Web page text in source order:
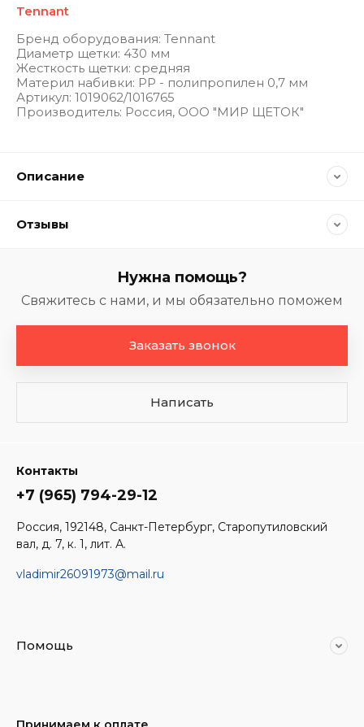
Tennant
Бренд оборудования: Tennant
Диаметр щетки: 430 мм
Жесткость щетки: средняя
Материл набивки: РP - полипропилен 0,7 мм
Артикул: 1019062/1016765
Производитель: Россия, ООО "МИР ЩЕТОК"
Описание
Отзывы
Нужна помощь?
Свяжитесь с нами, и мы обязательно поможем
Заказать звонок
Написать
Контакты
+7 (965) 794-29-12
Россия, 192148, Санкт-Петербург, Старопутиловский
вал, д. 7, к. 1, лит. А.
vladimir26091973@mail.ru
Помощь